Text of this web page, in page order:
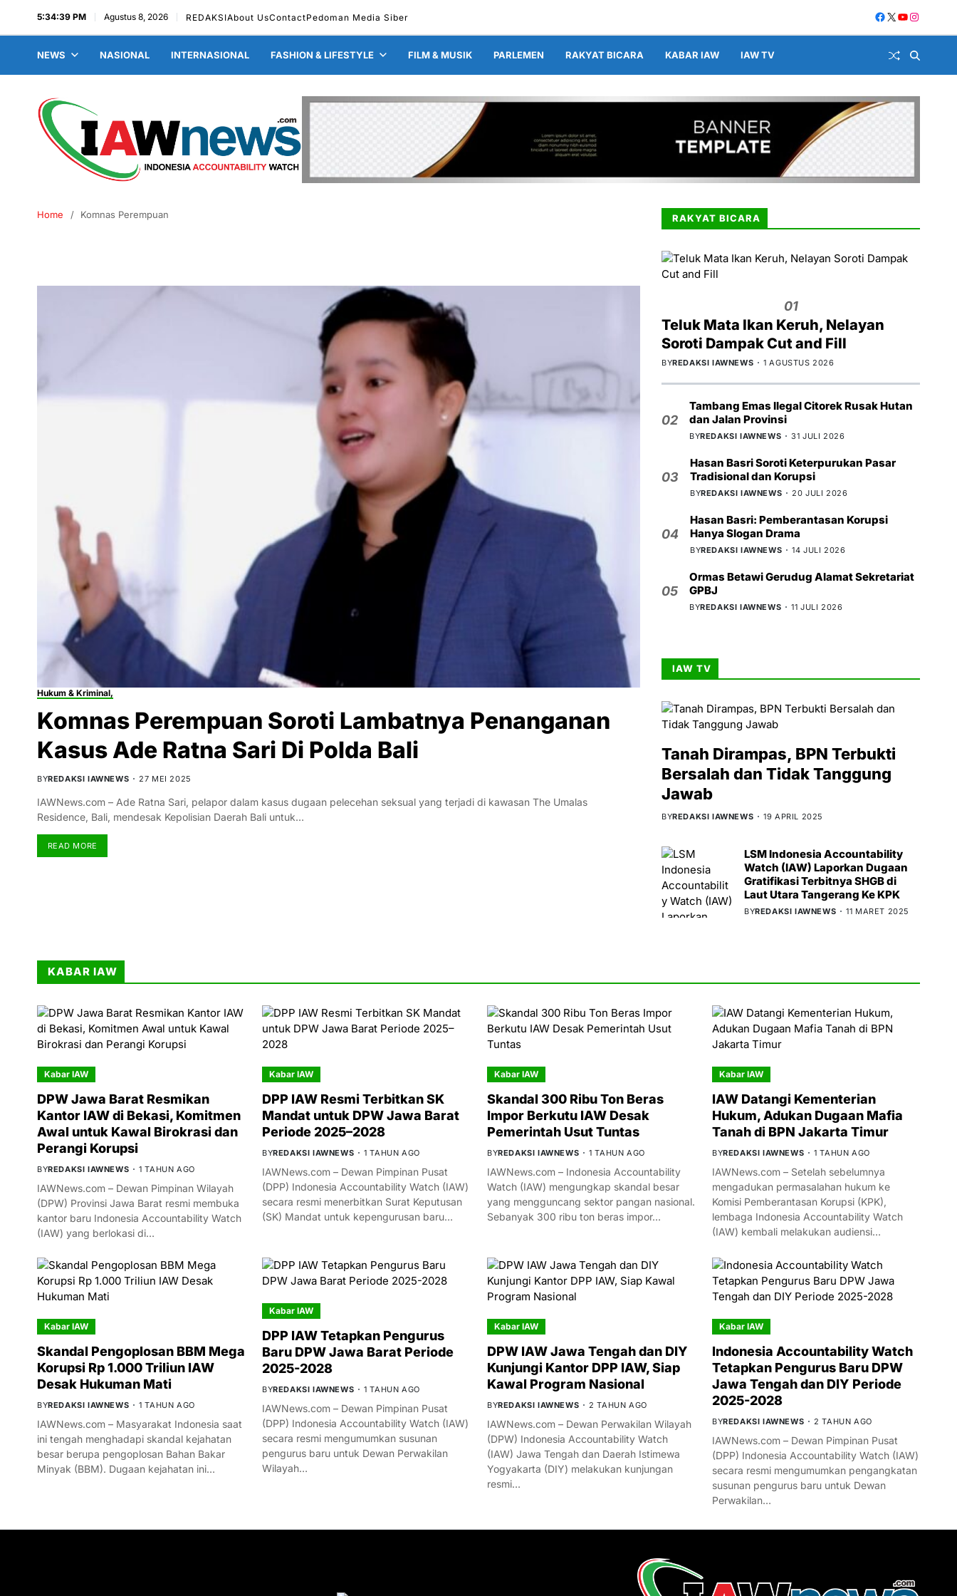
5:34:40 PM Agustus 8, 2026 REDAKSIAbout UsContactPedoman Media Siber
NEWS NASIONAL INTERNASIONAL FASHION & LIFESTYLE FILM & MUSIK PARLEMEN RAKYAT BICARA KABAR IAW IAW TV
Home Komnas Perempuan
Hukum & Kriminal,
Komnas Perempuan Soroti Lambatnya Penanganan
Kasus Ade Ratna Sari Di Polda Bali
BYREDAKSI IAWNEWS 27 MEI 2025
IAWNews.com – Ade Ratna Sari, pelapor dalam kasus dugaan pelecehan seksual yang terjadi di kawasan The Umalas
Residence, Bali, mendesak Kepolisian Daerah Bali untuk…
READ MORE
RAKYAT BICARA
01
Teluk Mata Ikan Keruh, Nelayan
Soroti Dampak Cut and Fill
BYREDAKSI IAWNEWS 1 AGUSTUS 2026
02
Tambang Emas Ilegal Citorek Rusak Hutan
dan Jalan Provinsi
BYREDAKSI IAWNEWS 31 JULI 2026
03
Hasan Basri Soroti Keterpurukan Pasar
Tradisional dan Korupsi
BYREDAKSI IAWNEWS 20 JULI 2026
04
Hasan Basri: Pemberantasan Korupsi
Hanya Slogan Drama
BYREDAKSI IAWNEWS 14 JULI 2026
05
Ormas Betawi Gerudug Alamat Sekretariat
GPBJ
BYREDAKSI IAWNEWS 11 JULI 2026
IAW TV
Tanah Dirampas, BPN Terbukti
Bersalah dan Tidak Tanggung
Jawab
BYREDAKSI IAWNEWS 19 APRIL 2025
LSM Indonesia Accountability
Watch (IAW) Laporkan Dugaan
Gratifikasi Terbitnya SHGB di
Laut Utara Tangerang Ke KPK
BYREDAKSI IAWNEWS 11 MARET 2025
KABAR IAW
Kabar IAW
DPW Jawa Barat Resmikan
Kantor IAW di Bekasi, Komitmen
Awal untuk Kawal Birokrasi dan
Perangi Korupsi
BYREDAKSI IAWNEWS 1 TAHUN AGO
IAWNews.com – Dewan Pimpinan Wilayah
(DPW) Provinsi Jawa Barat resmi membuka
kantor baru Indonesia Accountability Watch
(IAW) yang berlokasi di…
Kabar IAW
DPP IAW Resmi Terbitkan SK
Mandat untuk DPW Jawa Barat
Periode 2025–2028
BYREDAKSI IAWNEWS 1 TAHUN AGO
IAWNews.com – Dewan Pimpinan Pusat
(DPP) Indonesia Accountability Watch (IAW)
secara resmi menerbitkan Surat Keputusan
(SK) Mandat untuk kepengurusan baru…
Kabar IAW
Skandal 300 Ribu Ton Beras
Impor Berkutu IAW Desak
Pemerintah Usut Tuntas
BYREDAKSI IAWNEWS 1 TAHUN AGO
IAWNews.com – Indonesia Accountability
Watch (IAW) mengungkap skandal besar
yang mengguncang sektor pangan nasional.
Sebanyak 300 ribu ton beras impor…
Kabar IAW
IAW Datangi Kementerian
Hukum, Adukan Dugaan Mafia
Tanah di BPN Jakarta Timur
BYREDAKSI IAWNEWS 1 TAHUN AGO
IAWNews.com – Setelah sebelumnya
mengadukan permasalahan hukum ke
Komisi Pemberantasan Korupsi (KPK),
lembaga Indonesia Accountability Watch
(IAW) kembali melakukan audiensi…
Kabar IAW
Skandal Pengoplosan BBM Mega
Korupsi Rp 1.000 Triliun IAW
Desak Hukuman Mati
BYREDAKSI IAWNEWS 1 TAHUN AGO
IAWNews.com – Masyarakat Indonesia saat
ini tengah menghadapi skandal kejahatan
besar berupa pengoplosan Bahan Bakar
Minyak (BBM). Dugaan kejahatan ini…
Kabar IAW
DPP IAW Tetapkan Pengurus
Baru DPW Jawa Barat Periode
2025-2028
BYREDAKSI IAWNEWS 1 TAHUN AGO
IAWNews.com – Dewan Pimpinan Pusat
(DPP) Indonesia Accountability Watch (IAW)
secara resmi mengumumkan susunan
pengurus baru untuk Dewan Perwakilan
Wilayah…
Kabar IAW
DPW IAW Jawa Tengah dan DIY
Kunjungi Kantor DPP IAW, Siap
Kawal Program Nasional
BYREDAKSI IAWNEWS 2 TAHUN AGO
IAWNews.com – Dewan Perwakilan Wilayah
(DPW) Indonesia Accountability Watch
(IAW) Jawa Tengah dan Daerah Istimewa
Yogyakarta (DIY) melakukan kunjungan
resmi…
Kabar IAW
Indonesia Accountability Watch
Tetapkan Pengurus Baru DPW
Jawa Tengah dan DIY Periode
2025-2028
BYREDAKSI IAWNEWS 2 TAHUN AGO
IAWNews.com – Dewan Pimpinan Pusat
(DPP) Indonesia Accountability Watch (IAW)
secara resmi mengumumkan pengangkatan
susunan pengurus baru untuk Dewan
Perwakilan…